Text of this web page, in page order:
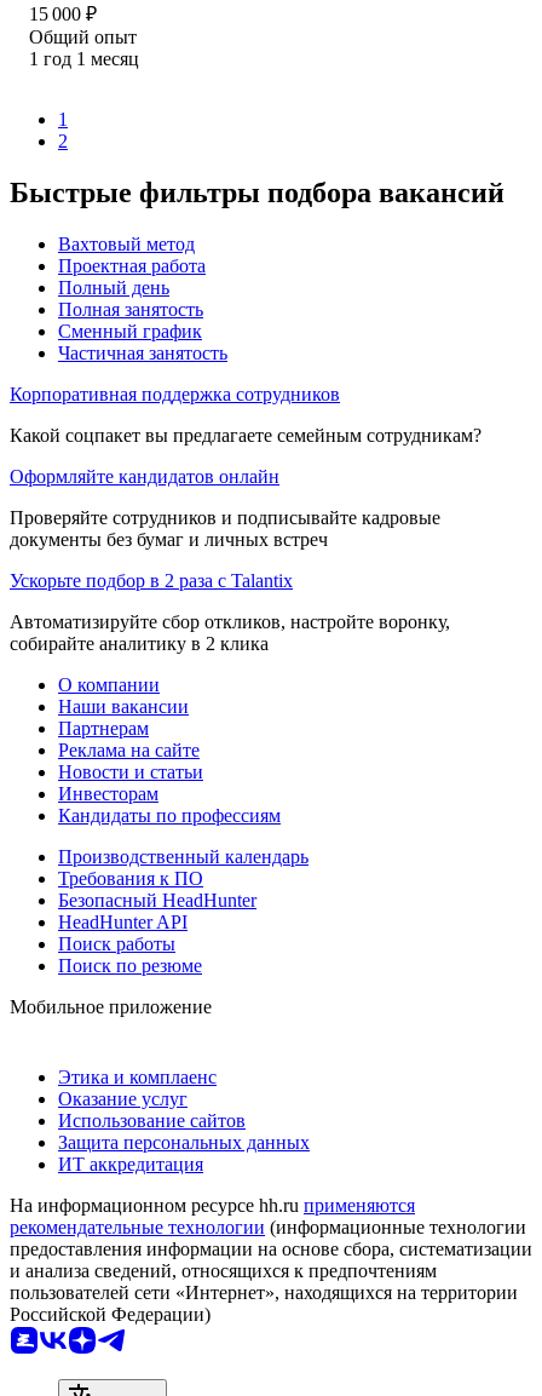
15 000 ₽
Общий опыт
1 год 1 месяц
1
2
Быстрые фильтры подбора вакансий
Вахтовый метод
Проектная работа
Полный день
Полная занятость
Сменный график
Частичная занятость
Корпоративная поддержка сотрудников
Какой соцпакет вы предлагаете семейным сотрудникам?
Оформляйте кандидатов онлайн
Проверяйте сотрудников и подписывайте кадровые
документы без бумаг и личных встреч
Ускорьте подбор в 2 раза с Talantix
Автоматизируйте сбор откликов, настройте воронку,
собирайте аналитику в 2 клика
О компании
Наши вакансии
Партнерам
Реклама на сайте
Новости и статьи
Инвесторам
Кандидаты по профессиям
Производственный календарь
Требования к ПО
Безопасный HeadHunter
HeadHunter API
Поиск работы
Поиск по резюме
Мобильное приложение
Этика и комплаенс
Оказание услуг
Использование сайтов
Защита персональных данных
ИТ аккредитация
На информационном ресурсе hh.ru применяются
рекомендательные технологии (информационные технологии
предоставления информации на основе сбора, систематизации
и анализа сведений, относящихся к предпочтениям
пользователей сети «Интернет», находящихся на территории
Российской Федерации)